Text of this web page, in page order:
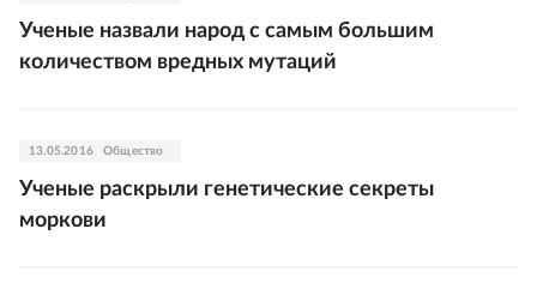
Ученые назвали народ с самым большим
количеством вредных мутаций
13.05.2016 Общество
Ученые раскрыли генетические секреты
моркови